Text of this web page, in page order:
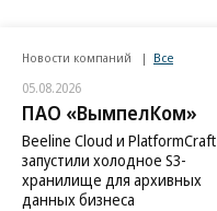
Новости компаний Все
05.08.2026
ПАО «ВымпелКом»
Beeline Cloud и PlatformCraft
запустили холодное S3-
хранилище для архивных
данных бизнеса